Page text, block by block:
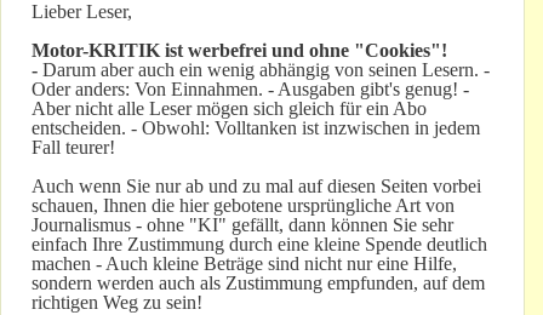
Lieber Leser,
Motor-KRITIK ist werbefrei und ohne "Cookies"!
- Darum aber auch ein wenig abhängig von seinen Lesern. -
Oder anders: Von Einnahmen. - Ausgaben gibt's genug! -
Aber nicht alle Leser mögen sich gleich für ein Abo
entscheiden. - Obwohl: Volltanken ist inzwischen in jedem
Fall teurer!
Auch wenn Sie nur ab und zu mal auf diesen Seiten vorbei
schauen, Ihnen die hier gebotene ursprüngliche Art von
Journalismus - ohne "KI" gefällt, dann können Sie sehr
einfach Ihre Zustimmung durch eine kleine Spende deutlich
machen - Auch kleine Beträge sind nicht nur eine Hilfe,
sondern werden auch als Zustimmung empfunden, auf dem
richtigen Weg zu sein!